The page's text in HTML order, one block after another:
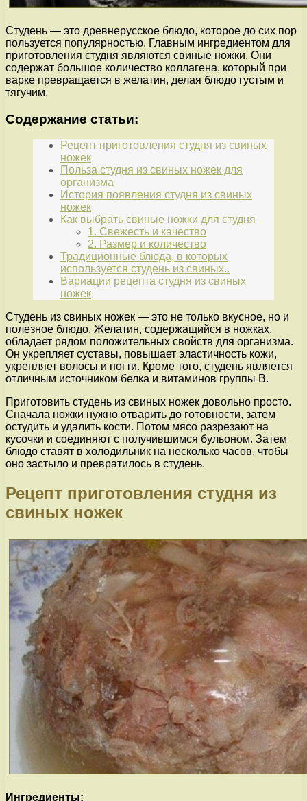
Студень — это древнерусское блюдо, которое до сих пор
пользуется популярностью. Главным ингредиентом для
приготовления студня являются свиные ножки. Они
содержат большое количество коллагена, который при
варке превращается в желатин, делая блюдо густым и
тягучим.
Содержание статьи:
Рецепт приготовления студня из свиных
ножек
Польза студня из свиных ножек для
организма
История появления студня из свиных
ножек
Как выбрать свиные ножки для студня
1. Свежесть и качество
2. Размер и количество
Традиционные блюда, в которых
используется студень из свиных..
Вариации рецепта студня из свиных
ножек
Студень из свиных ножек — это не только вкусное, но и
полезное блюдо. Желатин, содержащийся в ножках,
обладает рядом положительных свойств для организма.
Он укрепляет суставы, повышает эластичность кожи,
укрепляет волосы и ногти. Кроме того, студень является
отличным источником белка и витаминов группы В.
Приготовить студень из свиных ножек довольно просто.
Сначала ножки нужно отварить до готовности, затем
остудить и удалить кости. Потом мясо разрезают на
кусочки и соединяют с получившимся бульоном. Затем
блюдо ставят в холодильник на несколько часов, чтобы
оно застыло и превратилось в студень.
Рецепт приготовления студня из
свиных ножек
Ингредиенты: